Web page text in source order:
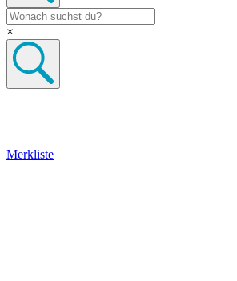
×
Merkliste